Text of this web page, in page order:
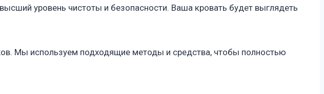
уровень чистоты и безопасности. Ваша кровать будет выглядеть
Мы используем подходящие методы и средства, чтобы полностью